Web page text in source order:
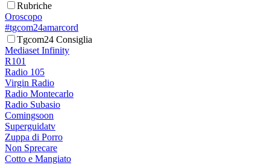
Rubriche
Oroscopo
#tgcom24amarcord
Tgcom24 Consiglia
Mediaset Infinity
R101
Radio 105
Virgin Radio
Radio Montecarlo
Radio Subasio
Comingsoon
Superguidatv
Zuppa di Porro
Non Sprecare
Cotto e Mangiato